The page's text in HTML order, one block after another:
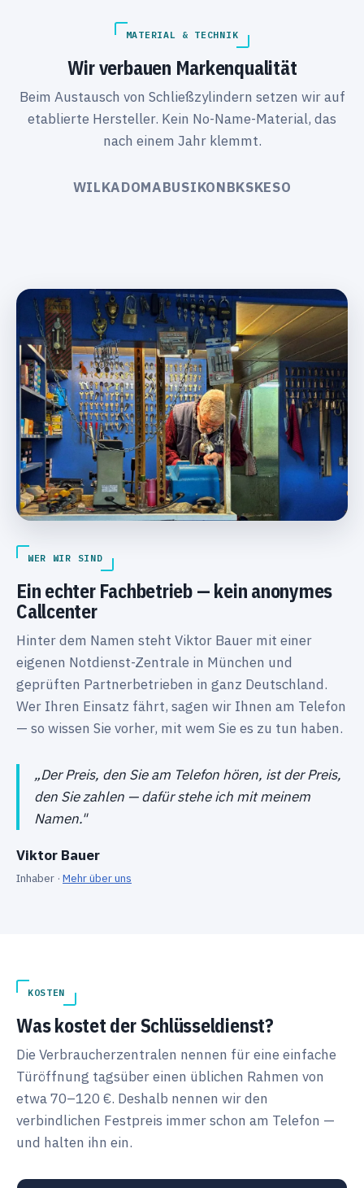
MATERIAL & TECHNIK
Wir verbauen Markenqualität
Beim Austausch von Schließzylindern setzen wir auf
etablierte Hersteller. Kein No-Name-Material, das
nach einem Jahr klemmt.
WILKADOMABUSIKONBKSKESO
WER WIR SIND
Ein echter Fachbetrieb — kein anonymes
Callcenter
Hinter dem Namen steht Viktor Bauer mit einer
eigenen Notdienst-Zentrale in München und
geprüften Partnerbetrieben in ganz Deutschland.
Wer Ihren Einsatz fährt, sagen wir Ihnen am Telefon
— so wissen Sie vorher, mit wem Sie es zu tun haben.
„Der Preis, den Sie am Telefon hören, ist der Preis,
den Sie zahlen — dafür stehe ich mit meinem
Namen."
Viktor Bauer
Inhaber · Mehr über uns
KOSTEN
Was kostet der Schlüsseldienst?
Die Verbraucherzentralen nennen für eine einfache
Türöffnung tagsüber einen üblichen Rahmen von
etwa 70–120 €. Deshalb nennen wir den
verbindlichen Festpreis immer schon am Telefon —
und halten ihn ein.